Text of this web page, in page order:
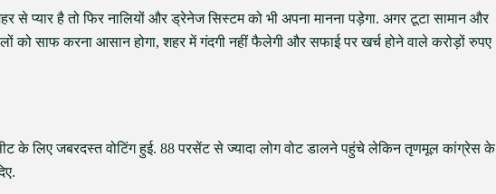
प्यार है तो फिर नालियों और ड्रेनेज सिस्टम को भी अपना मानना पड़ेगा. अगर टूटा सामान और
को साफ करना आसान होगा, शहर में गंदगी नहीं फैलेगी और सफाई पर खर्च होने वाले करोड़ों रुपए
के लिए जबरदस्त वोटिंग हुई. 88 परसेंट से ज्यादा लोग वोट डालने पहुंचे लेकिन तृणमूल कांग्रेस के